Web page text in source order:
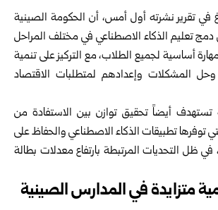
في تقرير نشرته أول أمس، أن الحكومة الصينية
تعليم الذكاء الاصطناعي في مختلف المراحل
أساسية لجميع الطلاب، مع التركيز على تنمية
وحل المشكلات وإعدادهم لمتطلبات الاقتصاد
أيضاً تحقيق توازن بين الاستفادة من
توفرها تطبيقات الذكاء الاصطناعي والحفاظ على
ظل التحديات المرتبطة بارتفاع معدلات بطالة
متزايدة في المدارس الصينية